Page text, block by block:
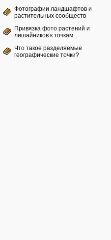
Фотографии ландшафтов и
растительных сообществ
Привязка фото растений и
лишайников к точкам
Что такое разделяемые
географические точки?